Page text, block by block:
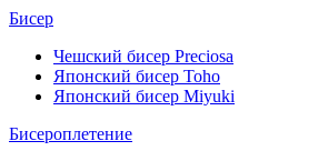
Бисер
Чешский бисер Preciosa
Японский бисер Toho
Японский бисер Miyuki
Бисероплетение